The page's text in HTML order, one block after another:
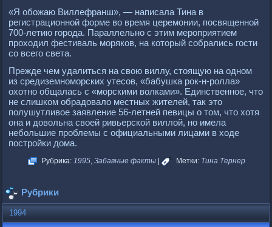
«Я обожаю Виллефранш», — написала Тина в
регистрационной форме во время церемонии, посвященной
700-летию города. Параллельно с этим мероприятием
проходил фестиваль моряков, на который собрались гости
со всего света.
Прежде чем удалиться на свою виллу, стоящую на одном
из средиземноморских утесов, «бабушка рок-н-ролла»
охотно общалась с «морскими волками». Единственное, что
не слишком обрадовало местных жителей, так это
полушутливое заявление 56-летней певицы о том, что хотя
она и довольна своей ривьерской виллой, но имела
небольшие проблемы с официальными лицами в ходе
постройки дома.
Рубрика: 1995, Забавные факты Метки: Тина Тернер
Рубрики
1994